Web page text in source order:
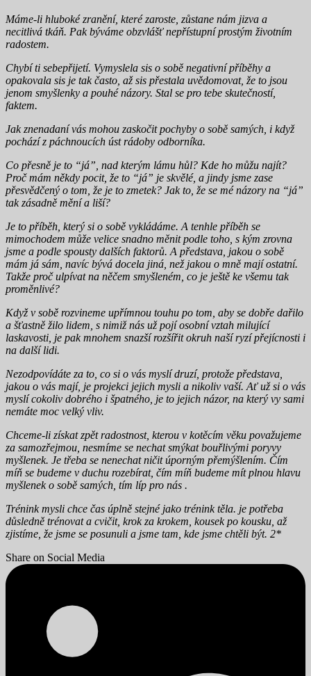
Máme-li hluboké zranění, které zaroste, zůstane nám jizva a
necitlivá tkáň. Pak býváme obzvlášť nepřístupní prostým životním
radostem.
Chybí ti sebepřijetí. Vymyslela sis o sobě negativní příběhy a
opakovala sis je tak často, až sis přestala uvědomovat, že to jsou
jenom smyšlenky a pouhé názory. Stal se pro tebe skutečností,
faktem.
Jak znenadaní vás mohou zaskočit pochyby o sobě samých, i když
pochází z páchnoucích úst rádoby odborníka.
Co přesně je to “já”, nad kterým lámu hůl? Kde ho můžu najít?
Proč mám někdy pocit, že to “já” je skvělé, a jindy jsme zase
přesvědčený o tom, že je to zmetek? Jak to, že se mé názory na “já”
tak zásadně mění a liší?
Je to příběh, který si o sobě vykládáme. A tenhle příběh se
mimochodem může velice snadno měnit podle toho, s kým zrovna
jsme a podle spousty dalších faktorů. A představa, jakou o sobě
mám já sám, navíc bývá docela jiná, než jakou o mně mají ostatní.
Takže proč ulpívat na něčem smyšleném, co je ještě ke všemu tak
proměnlivé?
Když v sobě rozvineme upřímnou touhu po tom, aby se dobře dařilo
a šťastně žilo lidem, s nimiž nás už pojí osobní vztah milující
laskavosti, je pak mnohem snazší rozšířit okruh naší ryzí přejícnosti i
na další lidi.
Nezodpovídáte za to, co si o vás myslí druzí, protože představa,
jakou o vás mají, je projekci jejich mysli a nikoliv vaší. Ať už si o vás
myslí cokoliv dobrého i špatného, je to jejich názor, na který vy sami
nemáte moc velký vliv.
Chceme-li získat zpět radostnost, kterou v kotěcím věku považujeme
za samozřejmou, nesmíme se nechat smýkat bouřlivými poryvy
myšlenek. Je třeba se nenechat ničit úporným přemýšlením. Čím
míň se budeme v duchu rozebírat, čím míň budeme mít plnou hlavu
myšlenek o sobě samých, tím líp pro nás .
Trénink mysli chce čas úplně stejné jako trénink těla. je potřeba
důsledně trénovat a cvičit, krok za krokem, kousek po kousku, až
zjistíme, že jsme se posunuli a jsme tam, kde jsme chtěli být. 2*
Share on Social Media